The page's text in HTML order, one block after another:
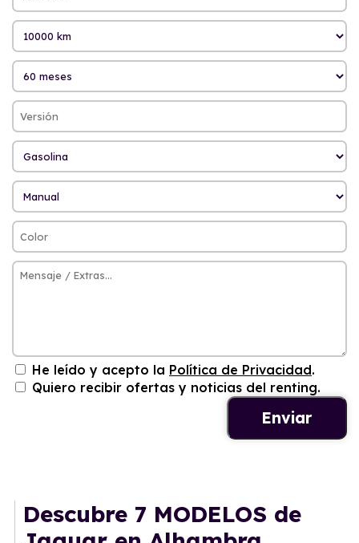
He leído y acepto la Política de Privacidad.
Quiero recibir ofertas y noticias del renting.
Descubre 7 MODELOS de